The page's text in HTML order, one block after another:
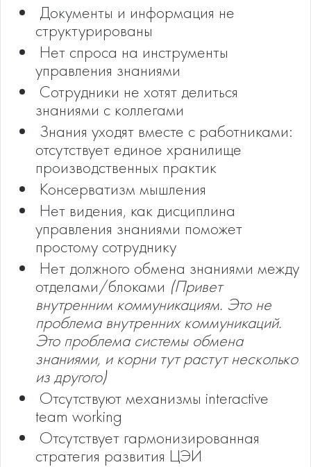
­ Документы и информация не
структурированы
­ Нет спроса на инструменты
управления знаниями
­ Сотрудники не хотят делиться
знаниями с коллегами
­ Знания уходят вместе с работниками:
отсутствует единое хранилище
производственных практик
­ Консерватизм мышления
­ Нет видения, как дисциплина
управления знаниями поможет
простому сотруднику
­ Нет должного обмена знаниями между
отделами/блоками (Привет
внутренним коммуникациям. Это не
проблема внутренних коммуникаций.
Это проблема системы обмена
знаниями, и корни тут растут несколько
из другого)
­ Отсутствуют механизмы interactive
team working
­ Отсутствует гармонизированная
стратегия развития ЦЭИ